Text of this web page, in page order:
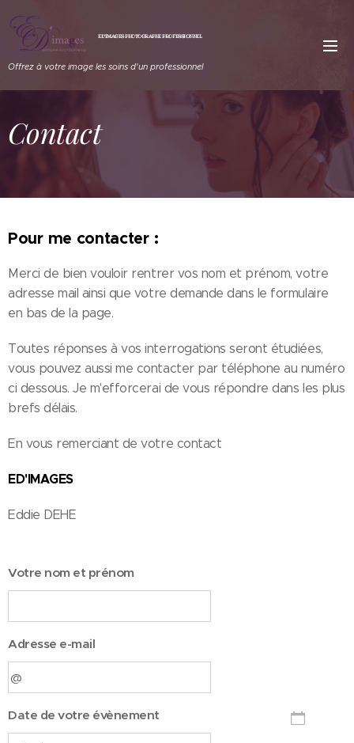
ED'IMAGES PHOTOGRAPHE PROFESSIONNEL
Offrez à votre image les soins d'un professionnel
Contact
Pour me contacter :
Merci de bien vouloir rentrer vos nom et prénom, votre
adresse mail ainsi que votre demande dans le formulaire
en bas de la page.
Toutes réponses à vos interrogations seront étudiées,
vous pouvez aussi me contacter par téléphone au numéro
ci dessous. Je m'efforcerai de vous répondre dans les plus
brefs délais.
En vous remerciant de votre contact
ED'IMAGES
Eddie DEHE
Votre nom et prénom
Adresse e-mail
Date de votre évènement